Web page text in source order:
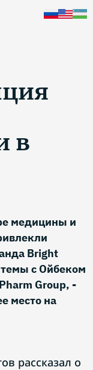
в
медицины и
Bright
темы с Ойбеком
Group, -
место на
рассказал о